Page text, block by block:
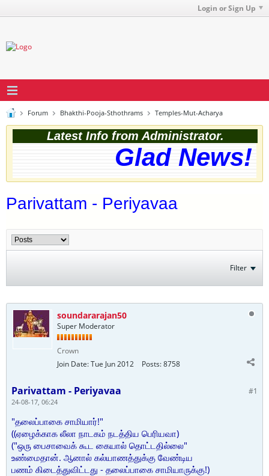
Login or Sign Up
Forum Bhakthi-Pooja-Sthothrams Temples-Mut-Acharya
Latest Info from Administrator.
Glad News!
Parivattam - Periyavaa
Filter
soundararajan50
Super Moderator
Crown
Join Date:Tue Jun 2012 Posts:8758
#1
Parivattam - Periyavaa
24-08-17, 06:24
"தலைப்பாகை சாமியார்!"
((ஏழைக்காக லீலா நாடகம் நடத்திய பெரியவா)
("ஒரு பைசாவைக் கூட கையால் தொட்டதில்லை"
உண்மைதான். ஆனால் கல்யாணத்துக்கு வேண்டிய
பணம் கிடைத்துவிட்டது - தலைப்பாகை சாமியாருக்கு!)